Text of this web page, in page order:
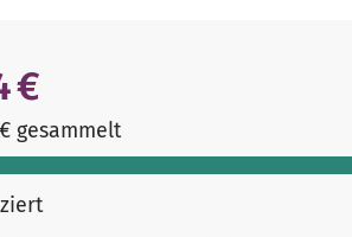
€
gesammelt